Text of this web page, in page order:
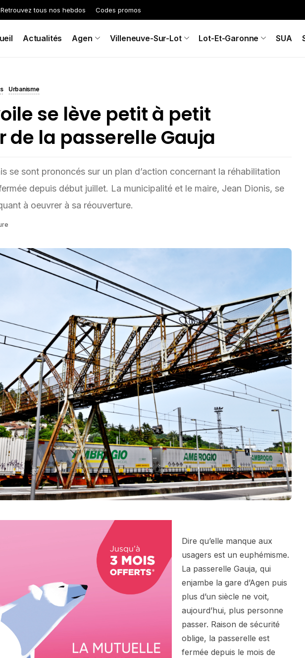
Retrouvez tous nos hebdos Codes promos
Actualités Agen Villeneuve-Sur-Lot Lot-Et-Garonne SUA
Urbanisme
se lève petit à petit
de la passerelle Gauja
se sont prononcés sur un plan d’action concernant la réhabilitation
depuis début juillet. La municipalité et le maire, Jean Dionis, se
à oeuvrer à sa réouverture.
Dire qu’elle manque aux
usagers est un euphémisme.
La passerelle Gauja, qui
enjambe la gare d’Agen puis
plus d’un siècle ne voit,
aujourd’hui, plus personne
passer. Raison de sécurité
oblige, la passerelle est
fermée depuis le mois de